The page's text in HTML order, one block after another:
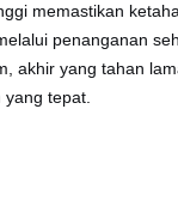
memastikan
penanganan
akhir yang tahan
tepat.